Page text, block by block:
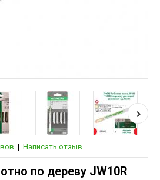
| Написать отзыв
по дереву JW10R